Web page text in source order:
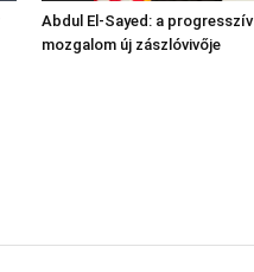
Abdul El‑Sayed: a progresszív
mozgalom új zászlóvivője